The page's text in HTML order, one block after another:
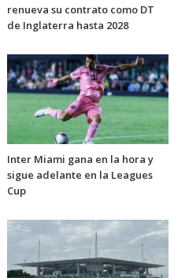
renueva su contrato como DT
de Inglaterra hasta 2028
Inter Miami gana en la hora y
sigue adelante en la Leagues
Cup